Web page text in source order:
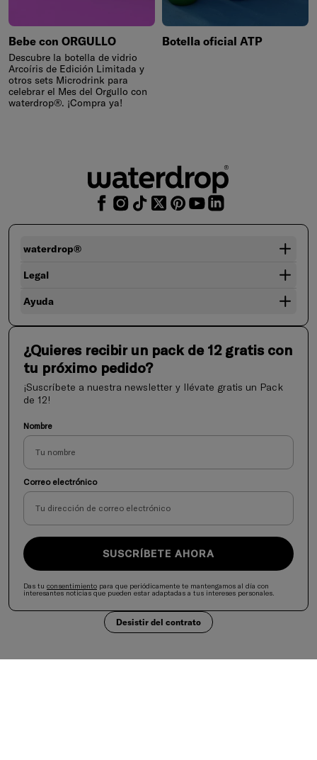
Bebe con ORGULLO
Descubre la botella de vidrio
Arcoíris de Edición Limitada y
otros sets Microdrink para
celebrar el Mes del Orgullo con
waterdrop®. ¡Compra ya!
Botella oficial ATP
waterdrop®
Legal
Ayuda
¿Quieres recibir un pack de 12 gratis con
tu próximo pedido?
¡Suscríbete a nuestra newsletter y llévate gratis un Pack
de 12!
Nombre
Correo electrónico
SUSCRÍBETE AHORA
Das tu consentimiento para que periódicamente te mantengamos al día con
interesantes noticias que pueden estar adaptadas a tus intereses personales.
Desistir del contrato